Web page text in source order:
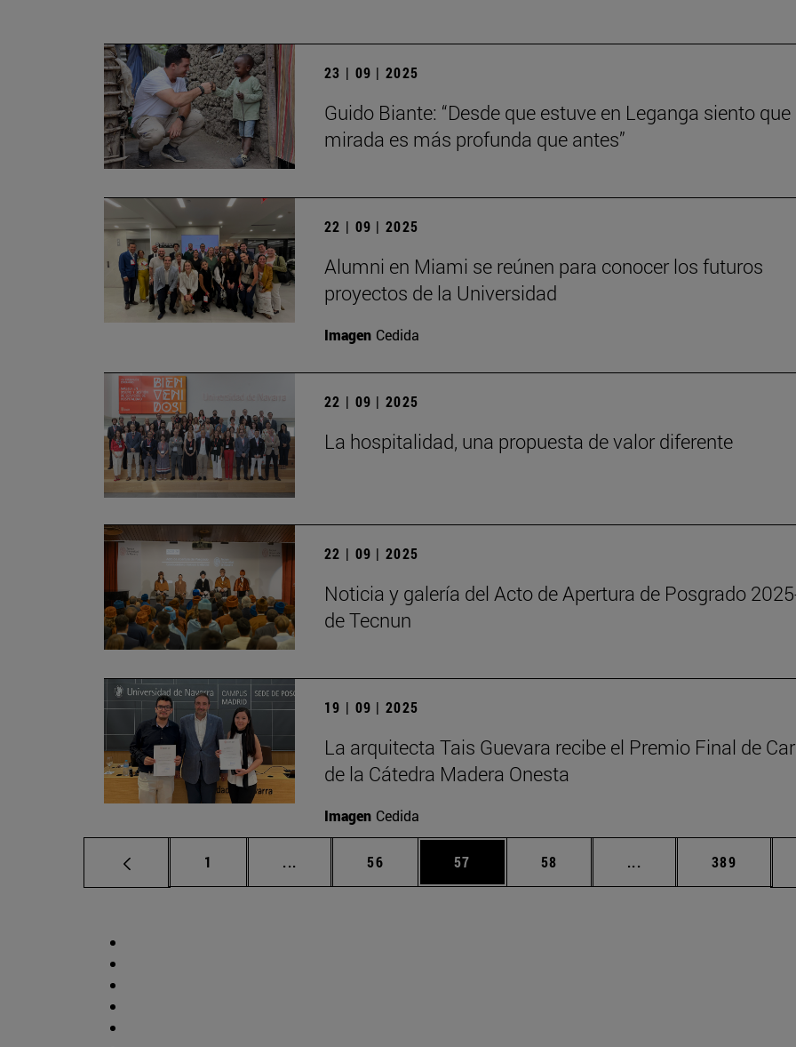
23 | 09 | 2025
Guido Biante: “Desde que estuve en Leganga siento
mirada es más profunda que antes”
22 | 09 | 2025
Alumni en Miami se reúnen para conocer los futuros
proyectos de la Universidad
Imagen Cedida
22 | 09 | 2025
La hospitalidad, una propuesta de valor diferente
22 | 09 | 2025
Noticia y galería del Acto de Apertura de Posgrado
de Tecnun
19 | 09 | 2025
La arquitecta Tais Guevara recibe el Premio Final de
de la Cátedra Madera Onesta
Imagen Cedida
Página
1 ... Páginas intermedias Use TAB para desplazarse.
Página
56 Página
57 Página
58 ... Páginas intermedias
Página
389